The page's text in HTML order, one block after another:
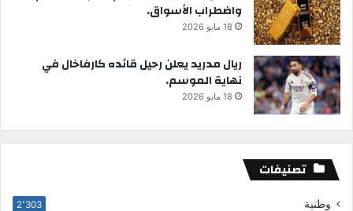
واضطراب الأسواق.
18 مايو 2026
ريال مدريد يعلن رحيل قائده كارفاخال في
نهاية الموسم.
18 مايو 2026
تصنيفات
وطنية 2٬303